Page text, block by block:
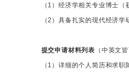
（1）经济学相关专业博士
（2）具备扎实的现代经济
提交申请材料列表 （中英文
（1）详细的个人简历和求职